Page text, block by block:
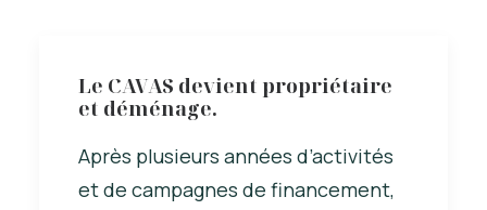
Le CAVAS devient propriétaire
et déménage.
Après plusieurs années d’activités
et de campagnes de financement,